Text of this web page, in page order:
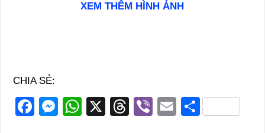
XEM THÊM HÌNH ẢNH
CHIA SẺ:
F
M
W
X
T
Vi
E S